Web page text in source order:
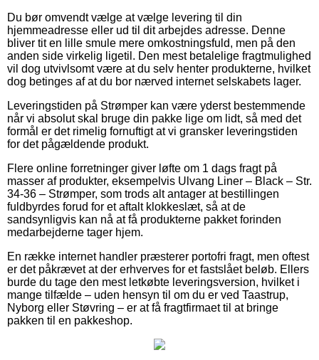
Du bør omvendt vælge at vælge levering til din
hjemmeadresse eller ud til dit arbejdes adresse. Denne
bliver tit en lille smule mere omkostningsfuld, men på den
anden side virkelig ligetil. Den mest betalelige fragtmulighed
vil dog utvivlsomt være at du selv henter produkterne, hvilket
dog betinges af at du bor nærved internet selskabets lager.
Leveringstiden på Strømper kan være yderst bestemmende
når vi absolut skal bruge din pakke lige om lidt, så med det
formål er det rimelig fornuftigt at vi gransker leveringstiden
for det pågældende produkt.
Flere online forretninger giver løfte om 1 dags fragt på
masser af produkter, eksempelvis Ulvang Liner – Black – Str.
34-36 – Strømper, som trods alt antager at bestillingen
fuldbyrdes forud for et aftalt klokkeslæt, så at de
sandsynligvis kan nå at få produkterne pakket forinden
medarbejderne tager hjem.
En række internet handler præsterer portofri fragt, men oftest
er det påkrævet at der erhverves for et fastslået beløb. Ellers
burde du tage den mest letkøbte leveringsversion, hvilket i
mange tilfælde – uden hensyn til om du er ved Taastrup,
Nyborg eller Støvring – er at få fragtfirmaet til at bringe
pakken til en pakkeshop.